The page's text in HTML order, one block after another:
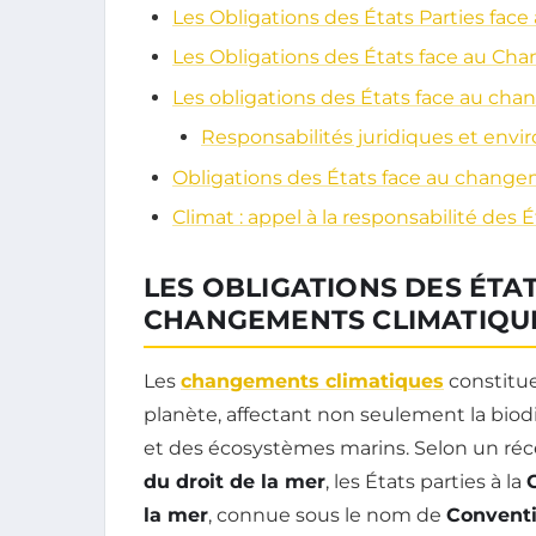
Les Obligations des États Parties
Les Obligations des États face au
Les obligations des États face au
Responsabilités juridiques et
Obligations des États face au
Climat : appel à la responsabilité des
LES OBLIGATIONS DES
CHANGEMENTS
Les changements climatiques
planète, affectant non seulement la
et des écosystèmes marins. Selon un
du droit de la mer, les États parties à la
la mer, connue sous le nom de